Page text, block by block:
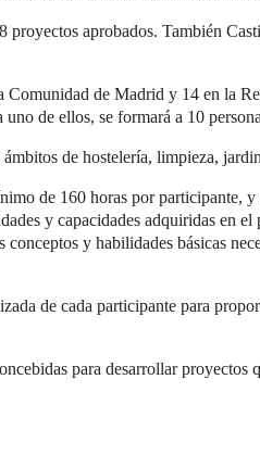
aprobados. También
de Madrid y 14 en la
de ellos, se formará a 10
de hostelería, limpieza,
de 160 horas por participante,
y capacidades adquiridas en
y habilidades básicas
de cada participante para
para desarrollar proyectos